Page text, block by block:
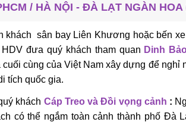
/ HÀ NỘI - ĐÀ LẠT NGÀN
khách sân bay Liên Khương hoặc bến
đưa quý khách tham quan Dinh
cùng của Việt Nam xây dựng để
tích quốc gia.
khách Cáp Treo và Đồi vọng cảnh :
có thể ngắm toàn cảnh thành phố Đà